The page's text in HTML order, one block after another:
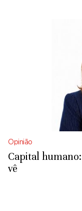
Opinião
Capital
vê